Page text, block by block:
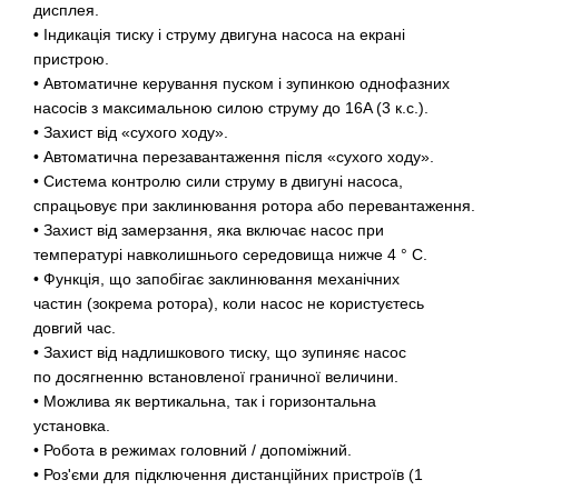
дисплея.
• Індикація тиску і струму двигуна насоса на екрані
пристрою.
• Автоматичне керування пуском і зупинкою однофазних
насосів з максимальною силою струму до 16A (3 к.с.).
• Захист від «сухого ходу».
• Автоматична перезавантаження після «сухого ходу».
• Система контролю сили струму в двигуні насоса,
спрацьовує при заклинювання ротора або перевантаження.
• Захист від замерзання, яка включає насос при
температурі навколишнього середовища нижче 4 ° C.
• Функція, що запобігає заклинювання механічних
частин (зокрема ротора), коли насос не користуєтесь
довгий час.
• Захист від надлишкового тиску, що зупиняє насос
по досягненню встановленої граничної величини.
• Можлива як вертикальна, так і горизонтальна
установка.
• Робота в режимах головний / допоміжний.
• Роз'єми для підключення дистанційних пристроїв (1